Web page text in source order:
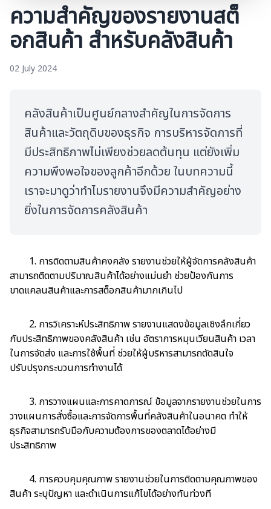
ความสำคัญของรายงานสต็
อกสินค้า สำหรับคลังสินค้า
02 July 2024
คลังสินค้าเป็นศูนย์กลางสำคัญในการจัดการ
สินค้าและวัตถุดิบของธุรกิจ การบริหารจัดการที่
มีประสิทธิภาพไม่เพียงช่วยลดต้นทุน แต่ยังเพิ่ม
ความพึงพอใจของลูกค้าอีกด้วย ในบทความนี้
เราจะมาดูว่าทำไมรายงานจึงมีความสำคัญอย่าง
ยิ่งในการจัดการคลังสินค้า
1. การติดตามสินค้าคงคลัง รายงานช่วยให้ผู้จัดการคลังสินค้า
สามารถติดตามปริมาณสินค้าได้อย่างแม่นยำ ช่วยป้องกันการ
ขาดแคลนสินค้าและการสต็อกสินค้ามากเกินไป
2. การวิเคราะห์ประสิทธิภาพ รายงานแสดงข้อมูลเชิงลึกเกี่ยว
กับประสิทธิภาพของคลังสินค้า เช่น อัตราการหมุนเวียนสินค้า เวลา
ในการจัดส่ง และการใช้พื้นที่ ช่วยให้ผู้บริหารสามารถตัดสินใจ
ปรับปรุงกระบวนการทำงานได้
3. การวางแผนและการคาดการณ์ ข้อมูลจากรายงานช่วยในการ
วางแผนการสั่งซื้อและการจัดการพื้นที่คลังสินค้าในอนาคต ทำให้
ธุรกิจสามารถรับมือกับความต้องการของตลาดได้อย่างมี
ประสิทธิภาพ
4. การควบคุมคุณภาพ รายงานช่วยในการติดตามคุณภาพของ
สินค้า ระบุปัญหา และดำเนินการแก้ไขได้อย่างทันท่วงที